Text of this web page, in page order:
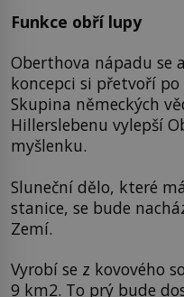
Funkce obří lupy
Oberthova nápadu se
koncepci si přetvoří po
Skupina německých
Hillerslebenu vylepší
myšlenku.
Sluneční dělo, které
stanice, se bude
Zemí.
Vyrobí se z kovového
9 km2. To prý bude